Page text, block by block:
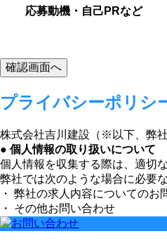
応募動機・自己PRなど
プライバシーポリシ
株式会社吉川建設（※以下、弊
● 個人情報の取り扱いについて
個人情報を収集する際は、適切
弊社では次のような場合に必要
・ 弊社の求人内容についてのお
・ その他お問い合わせ